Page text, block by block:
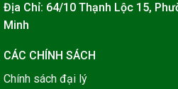
Địa Chỉ: 64/10 Thạnh Lộc 15,
Minh
CÁC CHÍNH SÁCH
Chính sách đại lý